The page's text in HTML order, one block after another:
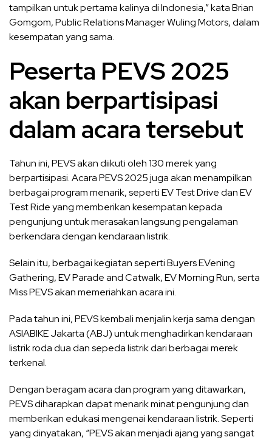
tampilkan untuk pertama kalinya di Indonesia,” kata Brian
Gomgom, Public Relations Manager Wuling Motors, dalam
kesempatan yang sama.
Peserta PEVS 2025
akan berpartisipasi
dalam acara tersebut
Tahun ini, PEVS akan diikuti oleh 130 merek yang
berpartisipasi. Acara PEVS 2025 juga akan menampilkan
berbagai program menarik, seperti EV Test Drive dan EV
Test Ride yang memberikan kesempatan kepada
pengunjung untuk merasakan langsung pengalaman
berkendara dengan kendaraan listrik.
Selain itu, berbagai kegiatan seperti Buyers EVening
Gathering, EV Parade and Catwalk, EV Morning Run, serta
Miss PEVS akan memeriahkan acara ini.
Pada tahun ini, PEVS kembali menjalin kerja sama dengan
ASIABIKE Jakarta (ABJ) untuk menghadirkan kendaraan
listrik roda dua dan sepeda listrik dari berbagai merek
terkenal.
Dengan beragam acara dan program yang ditawarkan,
PEVS diharapkan dapat menarik minat pengunjung dan
memberikan edukasi mengenai kendaraan listrik. Seperti
yang dinyatakan, “PEVS akan menjadi ajang yang sangat